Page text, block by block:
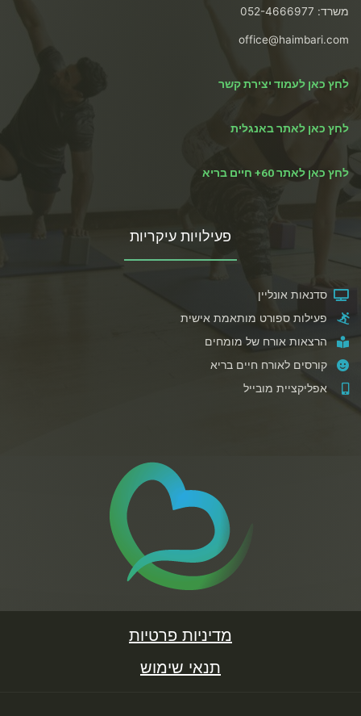
משרד: 052-4666977
office@haimbari.com
לחץ כאן לעמוד יצירת קשר
לחץ כאן לאתר באנגלית
לחץ כאן לאתר 60+ חיים בריא
פעילויות עיקריות
סדנאות אונליין
פעילות ספורט מותאמת אישית
הרצאות אורח של מומחים
קורסים לאורח חיים בריא
אפליקציית מובייל
מדיניות פרטיות
תנאי שימוש